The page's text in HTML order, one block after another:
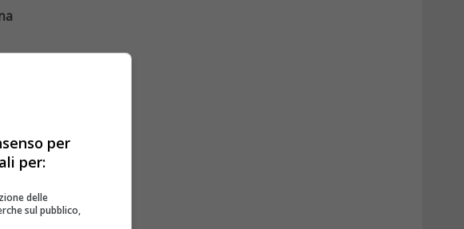
dedicata
Palace.
la
la
dello
per
per:
delle
sul pubblico,